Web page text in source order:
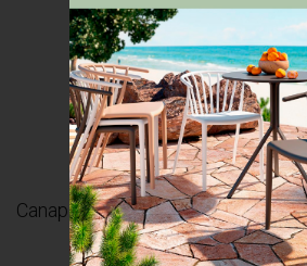
Canapé-lit Clic Clac Série 5 - gris -...